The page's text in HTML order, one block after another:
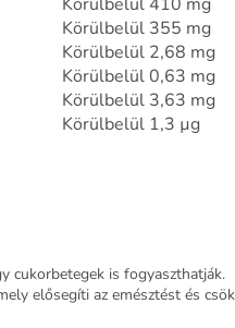
Körülbelül 355 mg
Körülbelül 2,68 mg
Körülbelül 0,63 mg
Körülbelül 3,63 mg
Körülbelül 1,3 µg
cukorbetegek is fogyaszthatják.
elősegíti az emésztést és